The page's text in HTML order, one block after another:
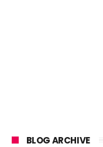
BLOG ARCHIVE